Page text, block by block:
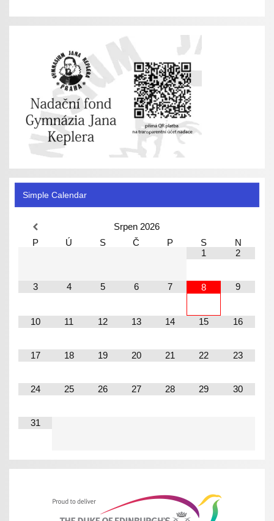
Simple Calendar
Srpen 2026
P
Ú S Č P S
N
1
2
3 4 5 6 7 8 9
10 11 12 13 14 15 16
17 18 19 20 21 22 23
24 25 26 27 28 29 30
31